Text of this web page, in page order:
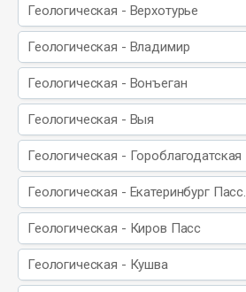
Геологическая - Верхотурье
Геологическая - Владимир
Геологическая - Вонъеган
Геологическая - Выя
Геологическая - Гороблагодатская
Геологическая - Екатеринбург Пасс.
Геологическая - Киров Пасс
Геологическая - Кушва